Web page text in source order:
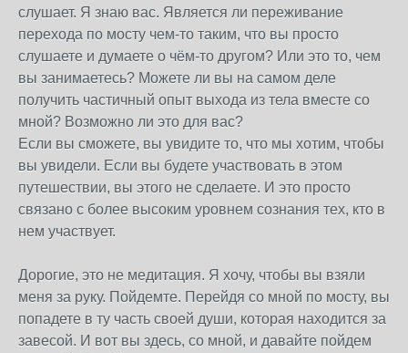
слушает. Я знаю вас. Является ли переживание
перехода по мосту чем-то таким, что вы просто
слушаете и думаете о чём-то другом? Или это то, чем
вы занимаетесь? Можете ли вы на самом деле
получить частичный опыт выхода из тела вместе со
мной? Возможно ли это для вас?
Если вы сможете, вы увидите то, что мы хотим, чтобы
вы увидели. Если вы будете участвовать в этом
путешествии, вы этого не сделаете. И это просто
связано с более высоким уровнем сознания тех, кто в
нем участвует.
Дорогие, это не медитация. Я хочу, чтобы вы взяли
меня за руку. Пойдемте. Перейдя со мной по мосту, вы
попадете в ту часть своей души, которая находится за
завесой. И вот вы здесь, со мной, и давайте пойдем